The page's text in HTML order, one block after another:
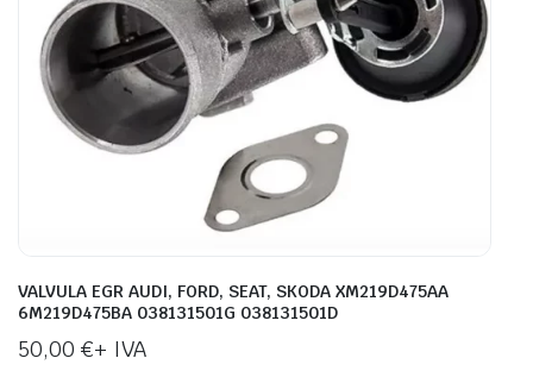
VALVULA EGR AUDI, FORD, SEAT, SKODA XM219D475AA
6M219D475BA 038131501G 038131501D
50,00 €+ IVA